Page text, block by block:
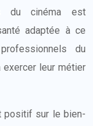
du cinéma est
adaptée à ce
du
exercer leur métier
positif sur le bien-